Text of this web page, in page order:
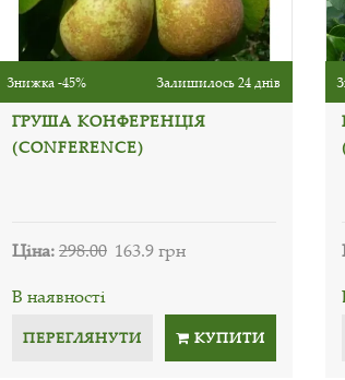
Знижка -45% Залишилось 24 днів
ГРУША КОНФЕРЕНЦІЯ
(CONFERENCE)
Ціна:298.00 163.9 грн
В наявності
ПЕРЕГЛЯНУТИ КУПИТИ